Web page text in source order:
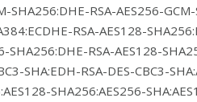
SHA256:DHE-RSA-AES256-
RSA-AES128-
SHA256:DHE-RSA-AES128-
SHA:EDH-RSA-DES-CBC3-
SHA256:AES256-